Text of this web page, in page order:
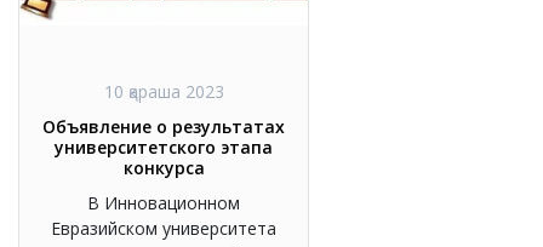
10 қараша 2023
Объявление о результатах
университетского этапа
конкурса
В Инновационном
Евразийском университета